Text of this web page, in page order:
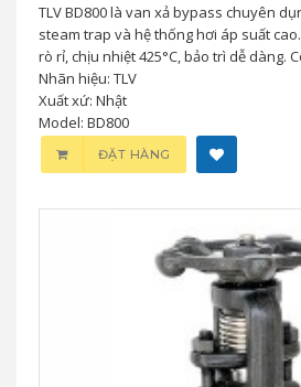
TLV BD800 là van xả bypass chuyên
steam trap và hệ thống hơi áp suất
rò rỉ, chịu nhiệt 425°C, bảo trì dễ dàng.
Nhãn hiệu: TLV
Xuất xứ: Nhật
Model: BD800
ĐẶT HÀNG